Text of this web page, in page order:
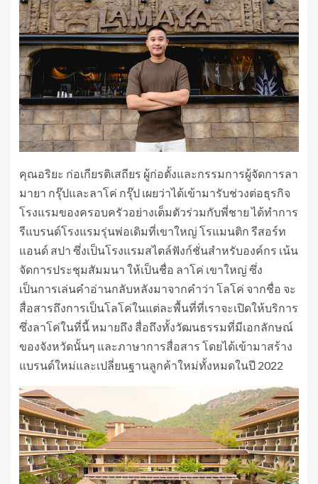
คุณอริยะ ก่อเกียรติเสถียร ผู้ก่อตั้งและกรรมการผู้จัดการลา
มายา กรุ๊ปและลาโค่ กรุ๊ป เผยว่าได้เข้ามารับช่วงต่อธุรกิจ
โรงแรมของครอบครัวอย่างเต็มตัวร่วมกับพี่ชาย ได้ทำการ
รีแบรนด์โรงแรมรุ่นพ่อเดิมที่เขาใหญ่ โรแมนติก รีสอร์ท
แอนด์ สปา ซึ่งเป็นโรงแรมสไตล์ฟังก์ชั่นสำหรับองค์กร เน้น
จัดการประชุมสัมมนา ให้เป็นชื่อ ลาโค่ เขาใหญ่ ซึ่ง
เป็นการเล่นคำอ่านกลับหลังมาจากคำว่า โลโค่ จากชื่อ จะ
สื่อสารถึงการเป็นโลโค่ในแต่ละพื้นที่ที่เราจะเปิดให้บริการ
ซึ่งลาโค่ในที่นี้ หมายถึง สื่อถึงทั้งวัฒนธรรมที่มีเอกลักษณ์
ของจังหวัดนั้นๆ และภาษาการสื่อสาร โดยได้เข้ามาสร้าง
แบรนด์ใหม่และเปลี่ยนฐานลูกค้าใหม่ทั้งหมดในปี 2022